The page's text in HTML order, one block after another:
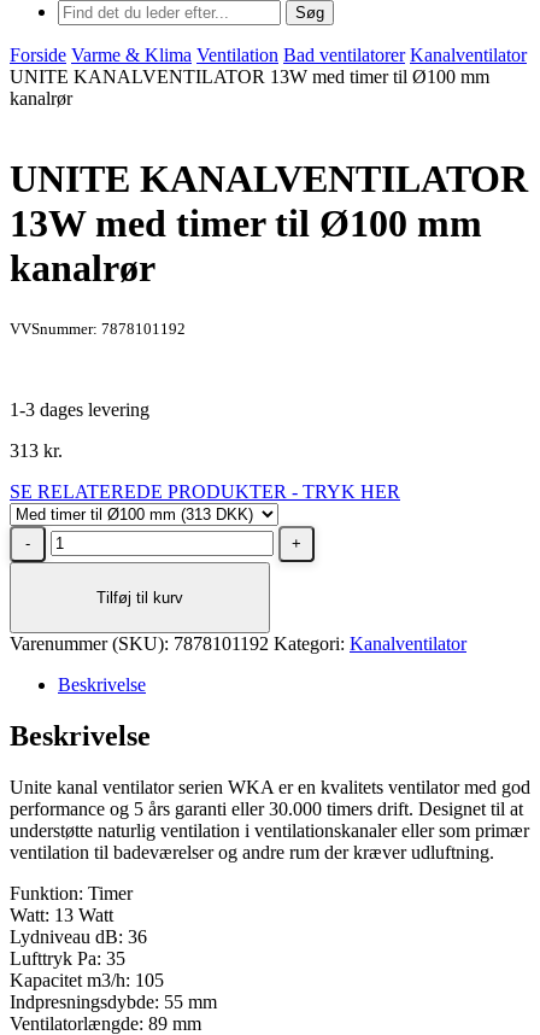
Søg
Forside Varme & Klima Ventilation Bad ventilatorer Kanalventilator
UNITE KANALVENTILATOR 13W med timer til Ø100 mm
kanalrør
UNITE KANALVENTILATOR
13W med timer til Ø100 mm
kanalrør
VVSnummer: 7878101192
1-3 dages levering
313 kr.
SE RELATEREDE PRODUKTER - TRYK HER
UNITE
KANALVENTILATOR
til
mm
antal
Tilføj til kurv
Varenummer (SKU): 7878101192 Kategori: Kanalventilator
Beskrivelse
Beskrivelse
Unite kanal ventilator serien WKA er en kvalitets ventilator med god
performance og 5 års garanti eller 30.000 timers drift. Designet til at
understøtte naturlig ventilation i ventilationskanaler eller som primær
ventilation til badeværelser og andre rum der kræver udluftning.
Funktion: Timer
Watt: 13 Watt
Lydniveau dB: 36
Lufttryk Pa: 35
Kapacitet m3/h: 105
Indpresningsdybde: 55 mm
Ventilatorlængde: 89 mm